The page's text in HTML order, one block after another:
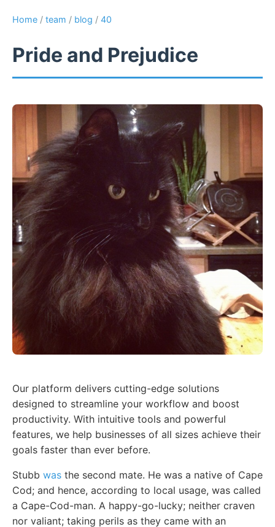
Home / team / blog / 40
Pride and Prejudice
Our platform delivers cutting-edge solutions
designed to streamline your workflow and boost
productivity. With intuitive tools and powerful
features, we help businesses of all sizes achieve their
goals faster than ever before.
Stubb was the second mate. He was a native of Cape
Cod; and hence, according to local usage, was called
a Cape-Cod-man. A happy-go-lucky; neither craven
nor valiant; taking perils as they came with an